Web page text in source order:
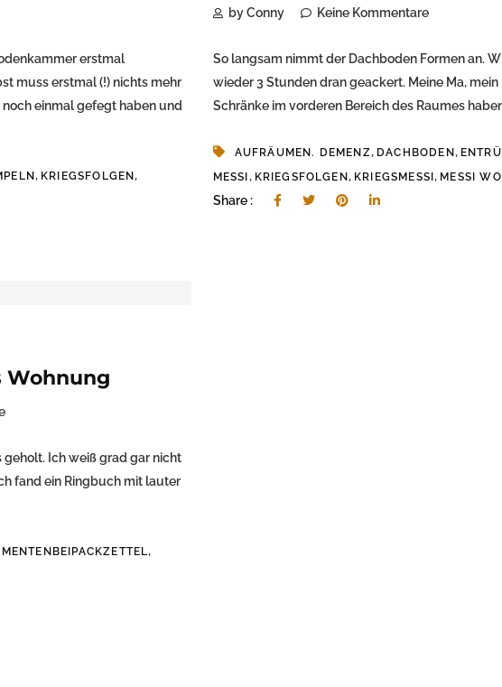
erstmal
muss erstmal (!) nichts mehr
einmal gefegt haben und
, KRIEGSFOLGEN,
by Conny Keine Kommentare
So langsam nimmt der Dachboden Formen an.
wieder 3 Stunden dran geackert. Meine Ma, mein
Schränke im vorderen Bereich des Raumes
AUFRÄUMEN. DEMENZ, DACHBODEN,
MESSI, KRIEGSFOLGEN, KRIEGSMESSI, MESSI
Share :
Wohnung
geholt. Ich weiß grad gar nicht
fand ein Ringbuch mit lauter
,